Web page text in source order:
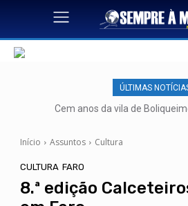
ÚLTIMAS
Cem anos da vila de
Início Assuntos Cultura
CULTURA FARO
8.ª edição